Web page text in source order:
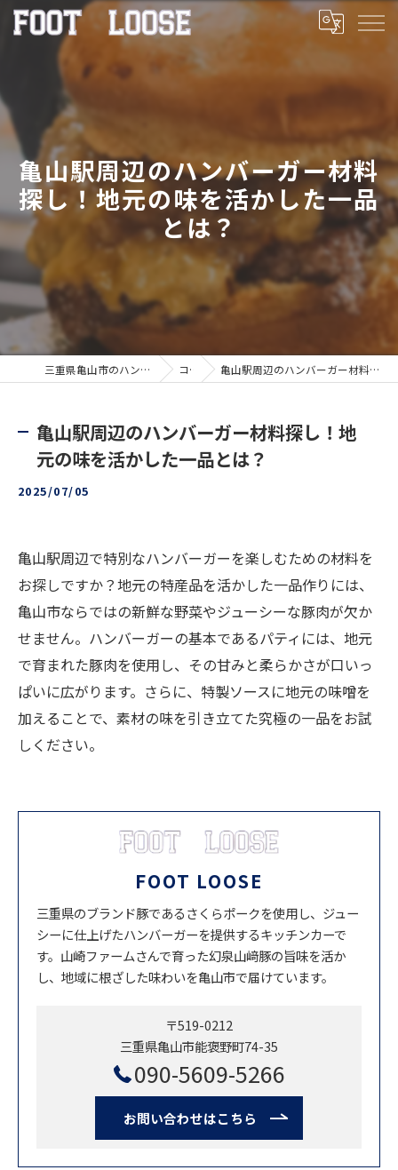
亀山駅周辺のハンバーガー材料
探し！地元の味を活かした一品
とは？
三重県亀山市のハンバーガーならFOOT LOOSE コラム 亀山駅周辺のハンバーガー材料探し！地元の味を活かした一品とは？
亀山駅周辺のハンバーガー材料探し！地
元の味を活かした一品とは？
2025/07/05
亀山駅周辺で特別なハンバーガーを楽しむための材料を
お探しですか？地元の特産品を活かした一品作りには、
亀山市ならではの新鮮な野菜やジューシーな豚肉が欠か
せません。ハンバーガーの基本であるパティには、地元
で育まれた豚肉を使用し、その甘みと柔らかさが口いっ
ぱいに広がります。さらに、特製ソースに地元の味噌を
加えることで、素材の味を引き立てた究極の一品をお試
しください。
FOOT LOOSE
三重県のブランド豚であるさくらポークを使用し、ジュー
シーに仕上げたハンバーガーを提供するキッチンカーで
す。山崎ファームさんで育った幻泉山﨑豚の旨味を活か
し、地域に根ざした味わいを亀山市で届けています。
〒519-0212
三重県亀山市能褒野町74-35
090-5609-5266
お問い合わせはこちら